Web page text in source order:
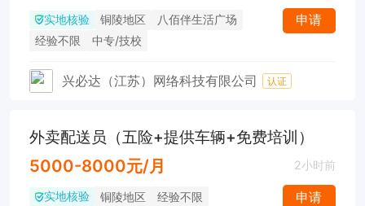
实地核验 铜陵地区
八佰伴生活广场
经验不限
中专/技校
申请
兴必达（江苏）网络科技有限公司 认证
外卖配送员（五险+提供车辆+免费培训）
5000-8000元/月 2小时前
实地核验 铜陵地区
经验不限
申请